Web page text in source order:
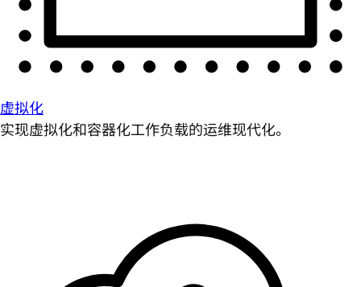
虚拟化
实现虚拟化和容器化工作负载的运维现代化。